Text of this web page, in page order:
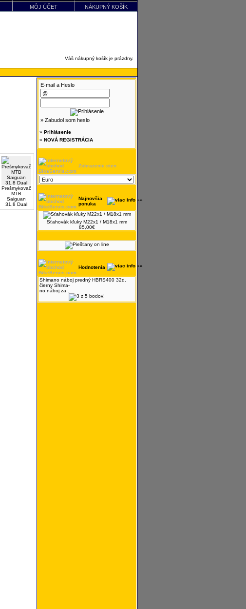
MÔJ ÚČET NÁKUPNÝ KOŠÍK
Váš nákupný košík je prázdny.
Prešmykovač
MTB
Saiguan
31,8 Dual
E-mail a Heslo
» Zabudol som heslo
» Prihlásenie
» NOVÁ REGISTRÁCIA
Zobrazenie cien
Najnovšia
ponuka
Sťahovák kľuky M22x1 / M18x1 mm
85,00€
Hodnotenia
Shimano náboj predný HBRS400 32d.
čierny Shima-
no náboj za ..